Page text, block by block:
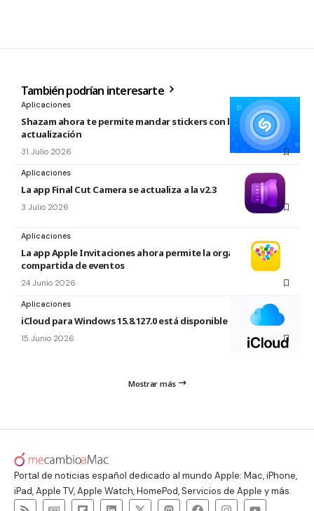
También podrían interesarte
Aplicaciones
Shazam ahora te permite mandar stickers con la nueva
actualización
31 Julio 2026
Aplicaciones
La app Final Cut Camera se actualiza a la v2.3
3 Julio 2026
Aplicaciones
La app Apple Invitaciones ahora permite la organización
compartida de eventos
24 Junio 2026
Aplicaciones
iCloud para Windows 15.8.127.0 está disponible
15 Junio 2026
Mostrar más
Portal de noticias español dedicado al mundo Apple: Mac, iPhone,
iPad, Apple TV, Apple Watch, HomePod, Servicios de Apple y más.